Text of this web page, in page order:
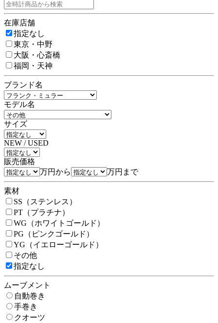
在庫店舗
指定なし
東京・中野
大阪・心斎橋
福岡・天神
ブランド名
モデル名
サイズ
NEW / USED
販売価格
万円から
万円まで
素材
SS（ステンレス）
PT（プラチナ）
WG（ホワイトゴールド）
PG（ピンクゴールド）
YG（イエローゴールド）
その他
指定なし
ムーブメント
自動巻き
手巻き
クオーツ